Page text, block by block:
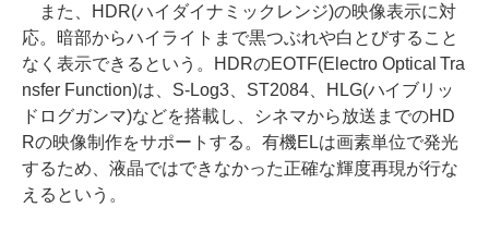
また、HDR(ハイダイナミックレンジ)の映像表示に対
応。暗部からハイライトまで黒つぶれや白とびすること
なく表示できるという。HDRのEOTF(Electro Optical Tra
nsfer Function)は、S-Log3、ST2084、HLG(ハイブリッ
ドログガンマ)などを搭載し、シネマから放送までのHD
Rの映像制作をサポートする。有機ELは画素単位で発光
するため、液晶ではできなかった正確な輝度再現が行な
えるという。